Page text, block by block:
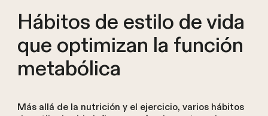
Hábitos de estilo de vida
que optimizan la función
metabólica
Más allá de la nutrición y el ejercicio, varios hábitos